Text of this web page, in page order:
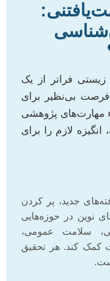
زیستی فراتر از یک
بی‌نظیر برای
مهارت‌های پژوهشی
لازم را برای
جدید، پر کردن
نوین در حوزه‌هایی
سلامت عمومی،
کمک کند. هر تحقیق